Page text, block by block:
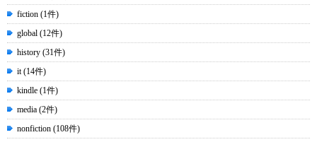
fiction (1件)
global (12件)
history (31件)
it (14件)
kindle (1件)
media (2件)
nonfiction (108件)